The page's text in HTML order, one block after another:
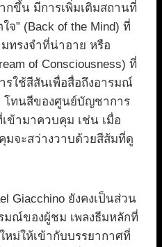
ขึ้น มีการเพิ่มเติมสถานที่
จ” (Back of the Mind) ที่
ทรงจำที่น่าอาย หรือ
of Consciousness) ที่
รใช้สีสันเพื่อสื่อถึงอารมณ์
โทนสีของศูนย์บัญชาการ
ข้ามาควบคุม เช่น เมื่อ
จะสว่างวาบด้วยสีส้มที่ดู
Giacchino ยังคงเป็นส่วน
ณ์ของผู้ชม เพลงธีมหลักที่
หม่ให้เข้ากับบรรยากาศที่